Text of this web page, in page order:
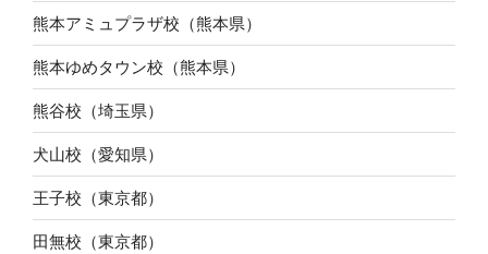
熊本アミュプラザ校（熊本県）
熊本ゆめタウン校（熊本県）
熊谷校（埼玉県）
犬山校（愛知県）
王子校（東京都）
田無校（東京都）